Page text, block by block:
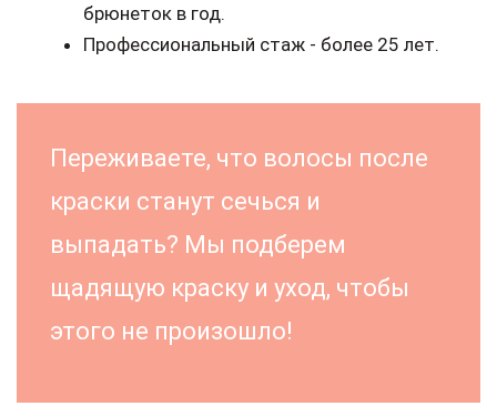
брюнеток в год.
Профессиональный стаж - более 25 лет.
Переживаете, что волосы после
краски станут сечься и
выпадать? Мы подберем
щадящую краску и уход, чтобы
этого не произошло!